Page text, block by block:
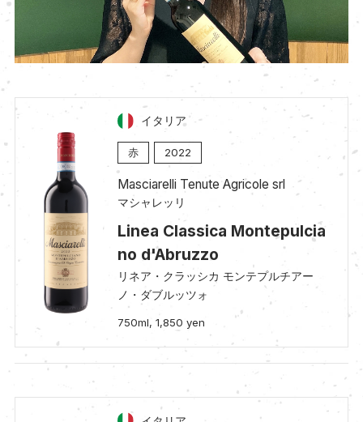
イタリア
赤 2022
Masciarelli Tenute Agricole srl
マシャレッリ
Linea Classica Montepulcia
no d'Abruzzo
リネア・クラッシカ モンテプルチアー
ノ・ダブルッツォ
750ml, 1,850 yen